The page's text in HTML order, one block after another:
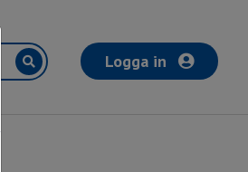
Logga in